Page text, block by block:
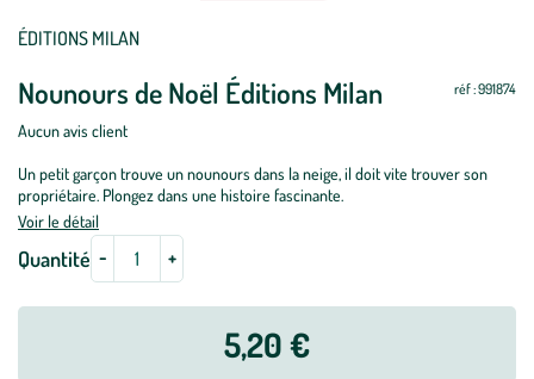
ÉDITIONS MILAN
Nounours de Noël Éditions Milan réf : 991874
Aucun avis client
Un petit garçon trouve un nounours dans la neige, il doit vite trouver son
propriétaire. Plongez dans une histoire fascinante.
Voir le détail
Quantité
Mettre
jour
-
Mettre
jour
+
5,20 €